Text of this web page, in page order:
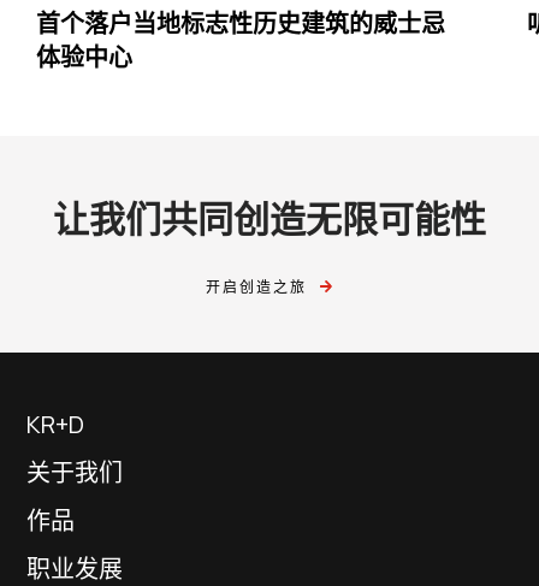
首个落户当地标志性历史建筑的威士忌
体验中心
让我们共同创造无限可能性
开启创造之旅
KR+D
关于我们
作品
职业发展